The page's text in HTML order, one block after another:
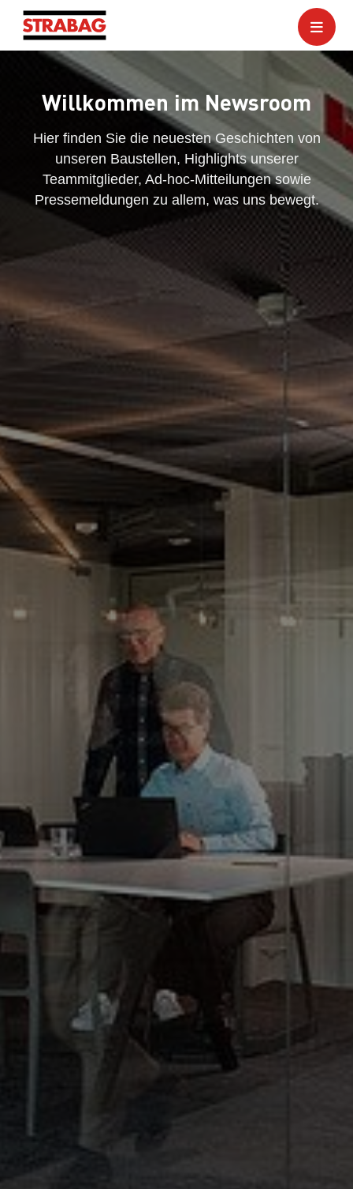
Willkommen im Newsroom
Hier finden Sie die neuesten Geschichten von
unseren Baustellen, Highlights unserer
Teammitglieder, Ad-hoc-Mitteilungen sowie
Pressemeldungen zu allem, was uns bewegt.